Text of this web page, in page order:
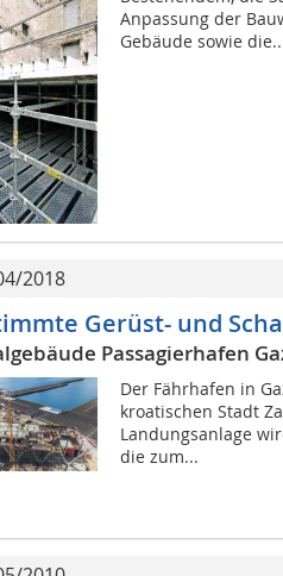
Anpassung der
Gebäude sowie
2018
Gerüst- und
Passagierhafen
Der Fährhafen in
kroatischen Stadt
Landungsanlage
die zum...